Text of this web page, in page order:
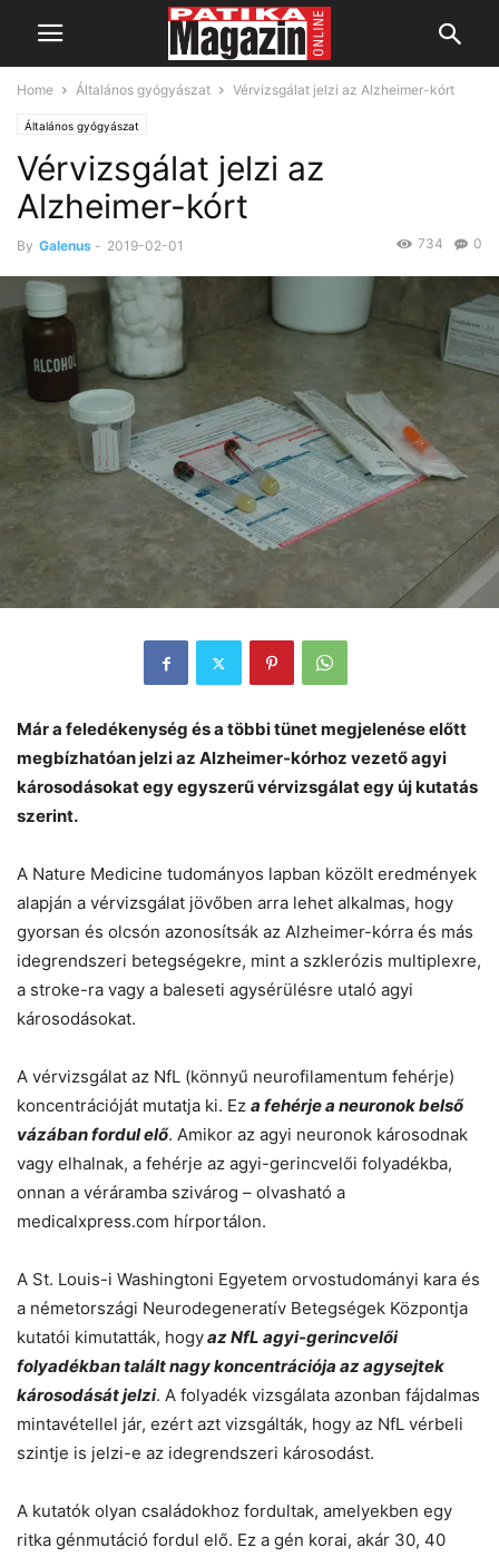
Home Általános gyógyászat Vérvizsgálat jelzi az Alzheimer-kórt
Általános gyógyászat
Vérvizsgálat jelzi az
Alzheimer-kórt
By Galenus - 2019-02-01 0
734
Már a feledékenység és a többi tünet megjelenése előtt
megbízhatóan jelzi az Alzheimer-kórhoz vezető agyi
károsodásokat egy egyszerű vérvizsgálat egy új kutatás
szerint.
A Nature Medicine tudományos lapban közölt eredmények
alapján a vérvizsgálat jövőben arra lehet alkalmas, hogy
gyorsan és olcsón azonosítsák az Alzheimer-kórra és más
idegrendszeri betegségekre, mint a szklerózis multiplexre,
a stroke-ra vagy a baleseti agysérülésre utaló agyi
károsodásokat.
A vérvizsgálat az NfL (könnyű neurofilamentum fehérje)
koncentrációját mutatja ki. Ez a fehérje a neuronok belső
vázában fordul elő. Amikor az agyi neuronok károsodnak
vagy elhalnak, a fehérje az agyi-gerincvelői folyadékba,
onnan a véráramba szivárog – olvasható a
medicalxpress.com hírportálon.
A St. Louis-i Washingtoni Egyetem orvostudományi kara és
a németországi Neurodegeneratív Betegségek Központja
kutatói kimutatták, hogyaz NfL agyi-gerincvelői
folyadékban talált nagy koncentrációja az agysejtek
károsodását jelzi. A folyadék vizsgálata azonban fájdalmas
mintavétellel jár, ezért azt vizsgálták, hogy az NfL vérbeli
szintje is jelzi-e az idegrendszeri károsodást.
A kutatók olyan családokhoz fordultak, amelyekben egy
ritka génmutáció fordul elő. Ez a gén korai, akár 30, 40